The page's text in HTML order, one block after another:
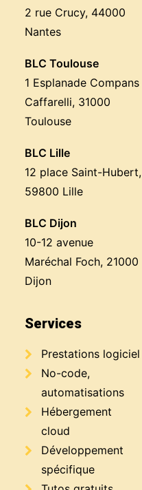
2 rue Crucy, 44000
Nantes
BLC Toulouse
1 Esplanade Compans
Caffarelli, 31000
Toulouse
BLC Lille
12 place Saint-Hubert,
59800 Lille
BLC Dijon
10-12 avenue
Maréchal Foch, 21000
Dijon
Services
Prestations logiciel
No-code,
automatisations
Hébergement
cloud
Développement
spécifique